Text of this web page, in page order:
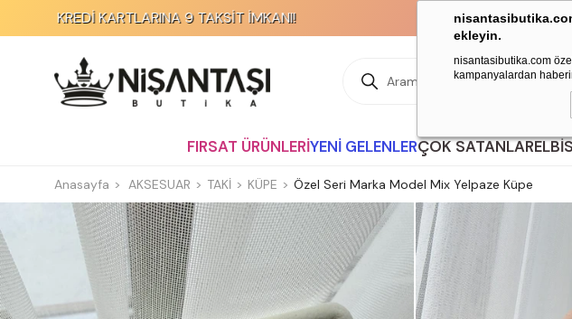
ekleyin.
nisantasibutika.com
kampanyalardan
KARTLARINA 9 TAKSİT İMKANI! KAPIDA ÖDEME
FIRSAT ÜRÜNLERİYENİ GELENLERÇOK SATANLAR
Anasayfa AKSESUAR TAKİ KÜPE Özel Seri Marka Model Mix Yelpaze Küpe